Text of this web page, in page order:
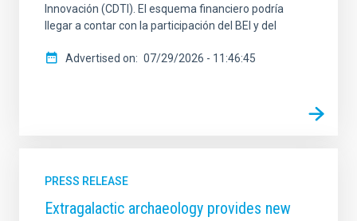
Innovación (CDTI). El esquema financiero podría
llegar a contar con la participación del BEI y del
Advertised on 07/29/2026 - 11:46:45
PRESS RELEASE
Extragalactic archaeology provides new